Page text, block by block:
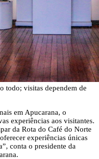
todo; visitas dependem de
em Apucarana, o
experiências aos visitantes.
da Rota do Café do Norte
experiências únicas
conta o presidente da